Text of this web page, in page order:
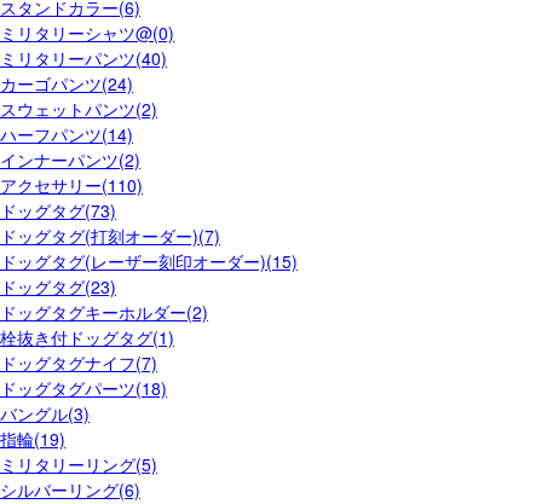
スタンドカラー(6)
ミリタリーシャツ@(0)
ミリタリーパンツ(40)
カーゴパンツ(24)
スウェットパンツ(2)
ハーフパンツ(14)
インナーパンツ(2)
アクセサリー(110)
ドッグタグ(73)
ドッグタグ(打刻オーダー)(7)
ドッグタグ(レーザー刻印オーダー)(15)
ドッグタグ(23)
ドッグタグキーホルダー(2)
栓抜き付ドッグタグ(1)
ドッグタグナイフ(7)
ドッグタグパーツ(18)
バングル(3)
指輪(19)
ミリタリーリング(5)
シルバーリング(6)